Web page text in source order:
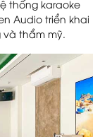
thống karaoke
Audio triển khai
thẩm mỹ.